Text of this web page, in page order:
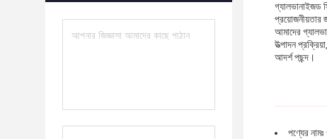
গ্যালভানাইজড
প্রয়োজনীয়তার
আমাদের
উত্পাদন
আদর্শ পছন্দ।
পণ্যের নামঃ